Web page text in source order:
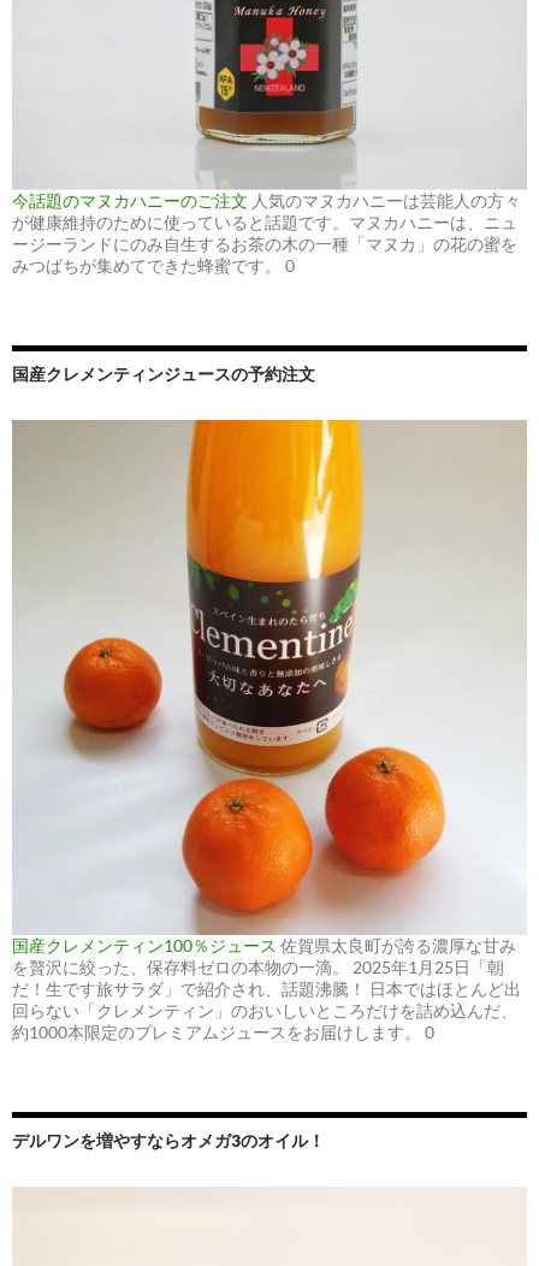
今話題のマヌカハニーのご注文 人気のマヌカハニーは芸能人の方々
が健康維持のために使っていると話題です。マヌカハニーは、ニュ
ージーランドにのみ自生するお茶の木の一種「マヌカ」の花の蜜を
みつばちが集めてできた蜂蜜です。 0
国産クレメンティンジュースの予約注文
国産クレメンティン100％ジュース 佐賀県太良町が誇る濃厚な甘み
を贅沢に絞った、保存料ゼロの本物の一滴。 2025年1月25日「朝
だ！生です旅サラダ」で紹介され、話題沸騰！ 日本ではほとんど出
回らない「クレメンティン」のおいしいところだけを詰め込んだ、
約1000本限定のプレミアムジュースをお届けします。 0
デルワンを増やすならオメガ3のオイル！